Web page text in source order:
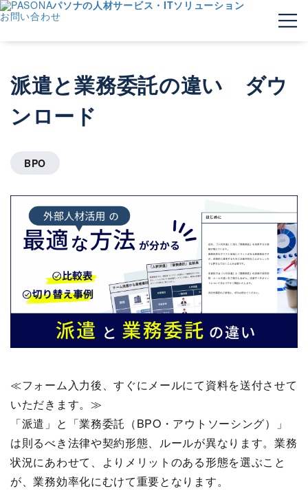
パソナの人材サービス・ITソリューション
お問い合わせ
派遣と業務委託の違い ダウ
ンロード
BPO
≪フォーム入力後、すぐにメールにて資料を送付させて
いただきます。≫
「派遣」と「業務委託（BPO・アウトソーシング）」
は則るべき法律や契約形態、ルールが異なります。業務
状況にあわせて、よりメリットのある形態を選ぶこと
が、業務効率化にむけて重要となります。